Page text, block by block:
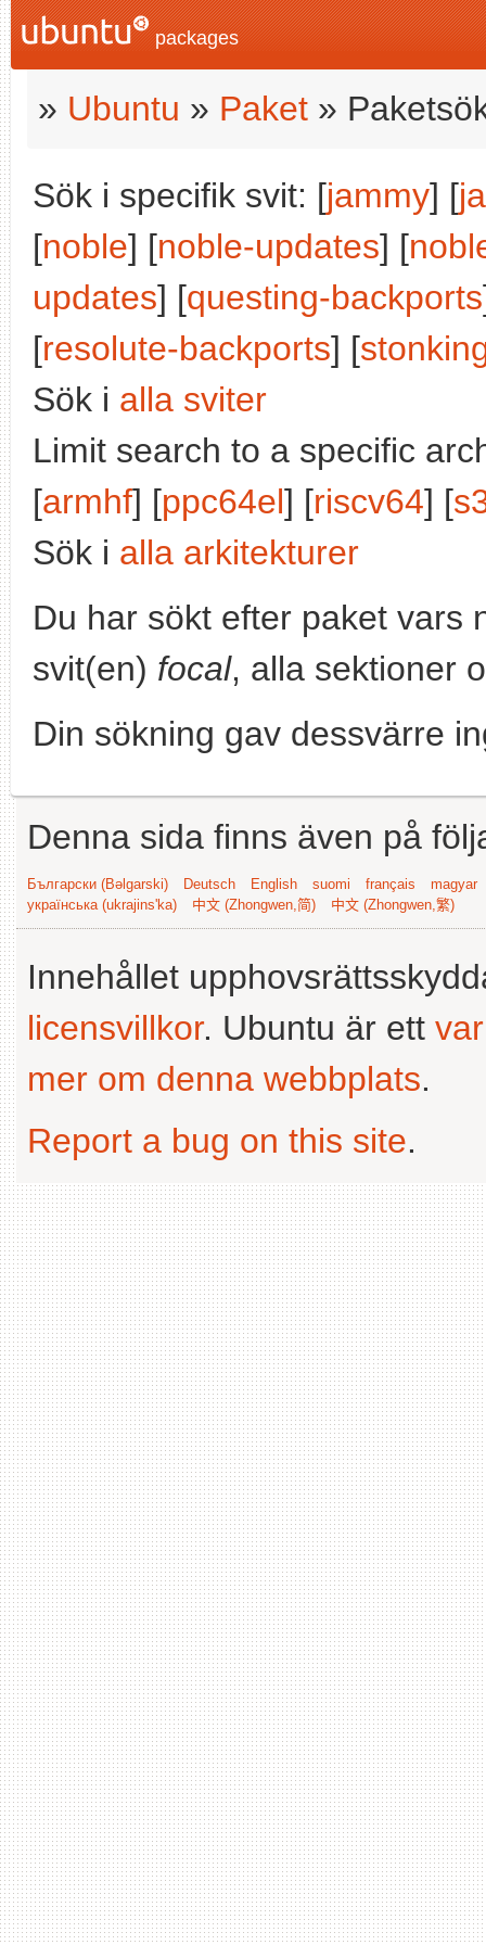
packages
» Ubuntu » Paket »
Sök i specifik svit: [jammy] [
[noble] [noble-updates] [
updates] [questing-backports
[resolute-backports] [
Sök i alla sviter
Limit search to a specific
[armhf] [ppc64el] [riscv64] [
Sök i alla arkitekturer
Du har sökt efter paket vars
svit(en) focal, alla sektioner
Din sökning gav dessvärre
Denna sida finns även på
Български (Bəlgarski) Deutsch English suomi français
magyar
українська (ukrajins'ka)
中文 (Zhongwen,简) 中文 (Zhongwen,繁)
Innehållet
licensvillkor. Ubuntu är ett
mer om denna webbplats.
Report a bug on this site.